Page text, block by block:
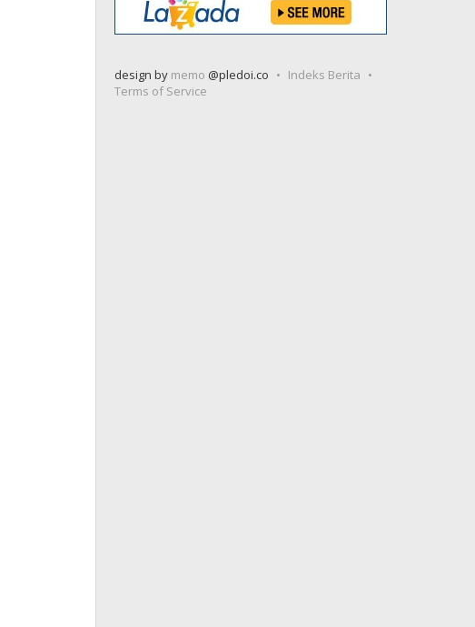
design by memo @pledoi.co
Indeks Berita
Terms of Service